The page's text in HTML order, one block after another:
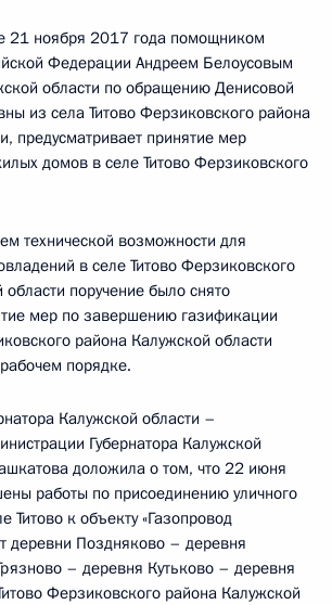
21 ноября 2017 года помощником
Федерации Андреем Белоусовым
области по обращению Денисовой
из села Титово Ферзиковского района
предусматривает принятие мер
домов в селе Титово Ферзиковского
технической возможности для
в селе Титово Ферзиковского
поручение было снято
мер по завершению газификации
района Калужской области
порядке.
Калужской области –
Губернатора Калужской
доложила о том, что 22 июня
работы по присоединению уличного
Титово к объекту «Газопровод
деревни Поздняково – деревня
– деревня Кутьково – деревня
Ферзиковского района Калужской